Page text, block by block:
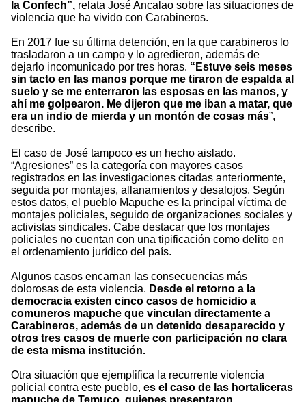
la Confech”, relata José Ancalao sobre las situaciones de
violencia que ha vivido con Carabineros.
En 2017 fue su última detención, en la que carabineros lo
trasladaron a un campo y lo agredieron, además de
dejarlo incomunicado por tres horas. “Estuve seis meses
sin tacto en las manos porque me tiraron de espalda al
suelo y se me enterraron las esposas en las manos, y
ahí me golpearon. Me dijeron que me iban a matar, que
era un indio de mierda y un montón de cosas más”,
describe.
El caso de José tampoco es un hecho aislado.
“Agresiones” es la categoría con mayores casos
registrados en las investigaciones citadas anteriormente,
seguida por montajes, allanamientos y desalojos. Según
estos datos, el pueblo Mapuche es la principal víctima de
montajes policiales, seguido de organizaciones sociales y
activistas sindicales. Cabe destacar que los montajes
policiales no cuentan con una tipificación como delito en
el ordenamiento jurídico del país.
Algunos casos encarnan las consecuencias más
dolorosas de esta violencia. Desde el retorno a la
democracia existen cinco casos de homicidio a
comuneros mapuche que vinculan directamente a
Carabineros, además de un detenido desaparecido y
otros tres casos de muerte con participación no clara
de esta misma institución.
Otra situación que ejemplifica la recurrente violencia
policial contra este pueblo, es el caso de las hortaliceras